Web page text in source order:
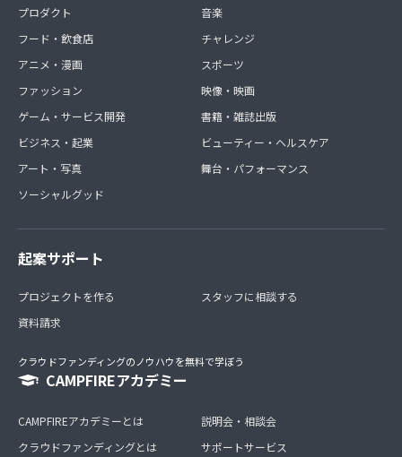
プロダクト
フード・飲食店
アニメ・漫画
ファッション
ゲーム・サービス開発
ビジネス・起業
アート・写真
ソーシャルグッド
音楽
チャレンジ
スポーツ
映像・映画
書籍・雑誌出版
ビューティー・ヘルスケア
舞台・パフォーマンス
起案サポート
プロジェクトを作る
資料請求
スタッフに相談する
クラウドファンディングのノウハウを無料で学ぼう
CAMPFIREアカデミー
CAMPFIREアカデミーとは
クラウドファンディングとは
説明会・相談会
サポートサービス